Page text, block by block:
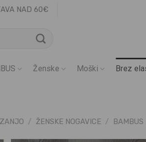
NAD 60€
Ženske Moški Brez
ZANJO / ŽENSKE NOGAVICE / BAMBUS